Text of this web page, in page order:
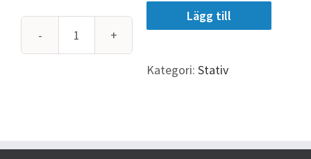
K&M
Lägg till
Kategori: Stativ